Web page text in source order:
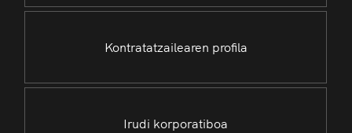
Kontratatzailearen profila
Irudi korporatiboa